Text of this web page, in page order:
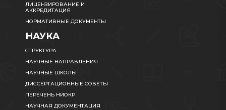
ЛИЦЕНЗИРОВАНИЕ И
АККРЕДИТАЦИЯ
НОРМАТИВНЫЕ ДОКУМЕНТЫ
НАУКА
СТРУКТУРА
НАУЧНЫЕ НАПРАВЛЕНИЯ
НАУЧНЫЕ ШКОЛЫ
ДИССЕРТАЦИОННЫЕ СОВЕТЫ
ПЕРЕЧЕНЬ НИОКР
НАУЧНАЯ ДОКУМЕНТАЦИЯ